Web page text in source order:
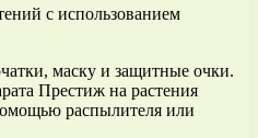
с использованием
маску и защитные очки.
Престиж на растения
распылителя или